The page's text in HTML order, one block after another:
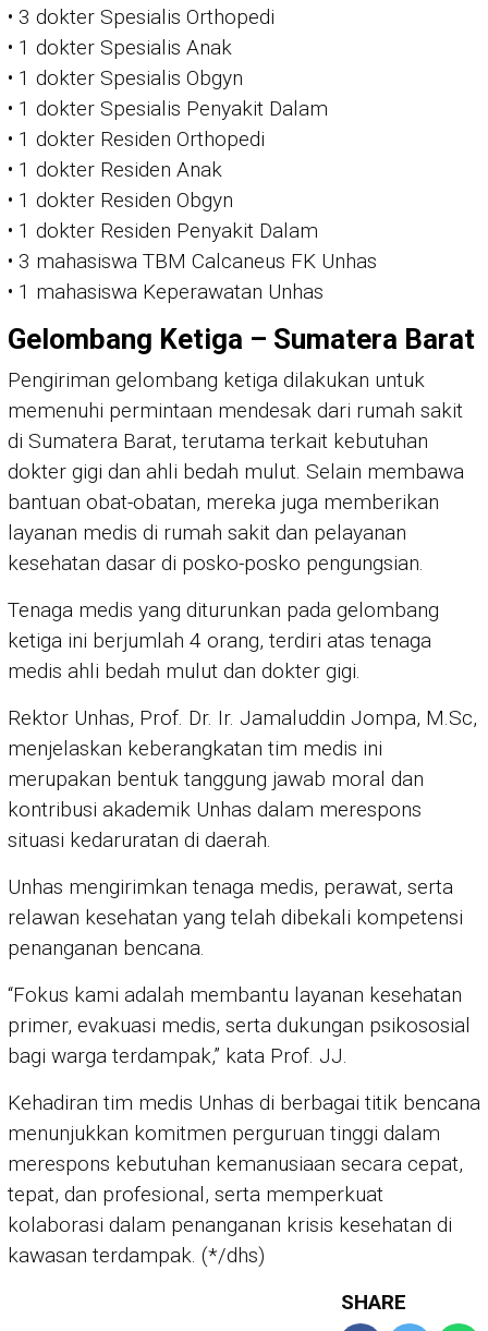
• 3 dokter Spesialis Orthopedi
• 1 dokter Spesialis Anak
• 1 dokter Spesialis Obgyn
• 1 dokter Spesialis Penyakit Dalam
• 1 dokter Residen Orthopedi
• 1 dokter Residen Anak
• 1 dokter Residen Obgyn
• 1 dokter Residen Penyakit Dalam
• 3 mahasiswa TBM Calcaneus FK Unhas
• 1 mahasiswa Keperawatan Unhas
Gelombang Ketiga – Sumatera Barat
Pengiriman gelombang ketiga dilakukan untuk
memenuhi permintaan mendesak dari rumah sakit
di Sumatera Barat, terutama terkait kebutuhan
dokter gigi dan ahli bedah mulut. Selain membawa
bantuan obat-obatan, mereka juga memberikan
layanan medis di rumah sakit dan pelayanan
kesehatan dasar di posko-posko pengungsian.
Tenaga medis yang diturunkan pada gelombang
ketiga ini berjumlah 4 orang, terdiri atas tenaga
medis ahli bedah mulut dan dokter gigi.
Rektor Unhas, Prof. Dr. Ir. Jamaluddin Jompa, M.Sc,
menjelaskan keberangkatan tim medis ini
merupakan bentuk tanggung jawab moral dan
kontribusi akademik Unhas dalam merespons
situasi kedaruratan di daerah.
Unhas mengirimkan tenaga medis, perawat, serta
relawan kesehatan yang telah dibekali kompetensi
penanganan bencana.
“Fokus kami adalah membantu layanan kesehatan
primer, evakuasi medis, serta dukungan psikososial
bagi warga terdampak,” kata Prof. JJ.
Kehadiran tim medis Unhas di berbagai titik bencana
menunjukkan komitmen perguruan tinggi dalam
merespons kebutuhan kemanusiaan secara cepat,
tepat, dan profesional, serta memperkuat
kolaborasi dalam penanganan krisis kesehatan di
kawasan terdampak. (*/dhs)
SHARE